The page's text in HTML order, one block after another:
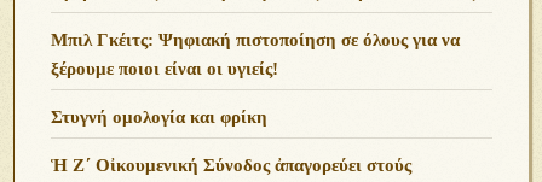
Μπιλ Γκέιτς: Ψηφιακή πιστοποίηση σε όλους για να
ξέρουμε ποιοι είναι οι υγιείς!
Στυγνή ομολογία και φρίκη
Ἡ Ζ΄ Οἰκουμενική Σύνοδος ἀπαγορεύει στούς